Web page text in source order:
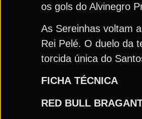
os gols do Alvinegro
As Sereinhas voltam
Rei Pelé. O duelo da
torcida única do
FICHA TÉCNICA
RED BULL